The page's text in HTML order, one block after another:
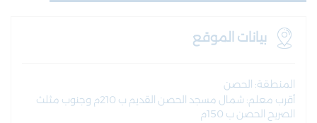
بيانات الموقع
المنطقة: الحصن
أقرب معلم: شمال مسجد الحصن القديم ب 210م وجنوب مثلث
الصريح الحصن ب 150م